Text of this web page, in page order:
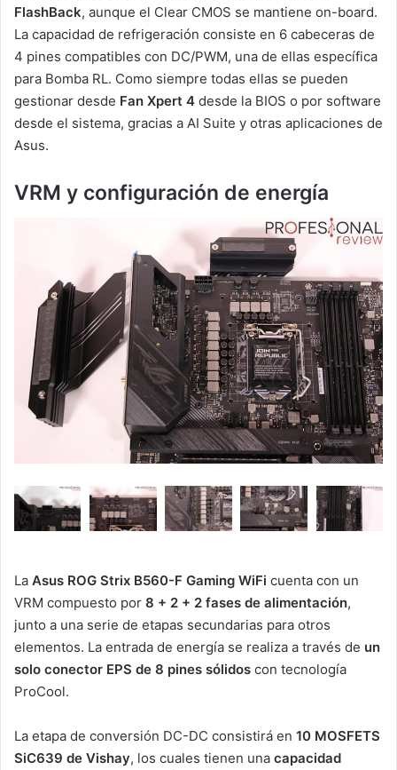
FlashBack, aunque el Clear CMOS se mantiene on-board.
La capacidad de refrigeración consiste en 6 cabeceras de
4 pines compatibles con DC/PWM, una de ellas específica
para Bomba RL. Como siempre todas ellas se pueden
gestionar desde Fan Xpert 4 desde la BIOS o por software
desde el sistema, gracias a AI Suite y otras aplicaciones de
Asus.
VRM y configuración de energía
La Asus ROG Strix B560-F Gaming WiFi cuenta con un
VRM compuesto por 8 + 2 + 2 fases de alimentación,
junto a una serie de etapas secundarias para otros
elementos. La entrada de energía se realiza a través de un
solo conector EPS de 8 pines sólidos con tecnología
ProCool.
La etapa de conversión DC-DC consistirá en 10 MOSFETS
SiC639 de Vishay, los cuales tienen una capacidad